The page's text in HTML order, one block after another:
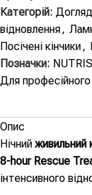
Категорій:
відновлення,
Посічені кінчики,
Позначки:
Для
Опис
Нічнийживильний
8-hour Rescue
інтенсивного